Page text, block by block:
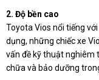
2. Độ bền cao
Toyota Vios nổi tiếng
dụng, những chiếc xe
vấn đề kỹ thuật nghiêm
chữa và bảo dưỡng